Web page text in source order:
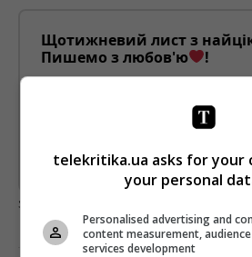
Щотижневий лист з
Пишемо з любов'ю
!
Предоставлено SendPulse
загрузка...
telekritika.ua asks for your
your personal
Personalised advertising and
content measurement,
services development